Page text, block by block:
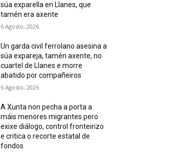
súa exparella en Llanes, que
tamén era axente
6 Agosto, 2026
Un garda civil ferrolano asesina a
súa expareja, tamén axente, no
cuartel de Llanes e morre
abatido por compañeiros
6 Agosto, 2026
A Xunta non pecha a porta a
máis menores migrantes pero
exixe diálogo, control fronteirizo
e critica o recorte estatal de
fondos